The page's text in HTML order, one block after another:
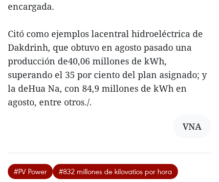
encargada.
Citó como ejemplos lacentral hidroeléctrica de
Dakdrinh, que obtuvo en agosto pasado una
producción de40,06 millones de kWh,
superando el 35 por ciento del plan asignado; y
la deHua Na, con 84,9 millones de kWh en
agosto, entre otros./.
VNA
#PV Power #832 millones de kilovatios por hora